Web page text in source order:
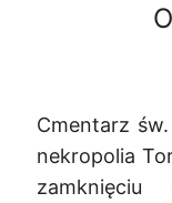
Cmentarz
nekropolia